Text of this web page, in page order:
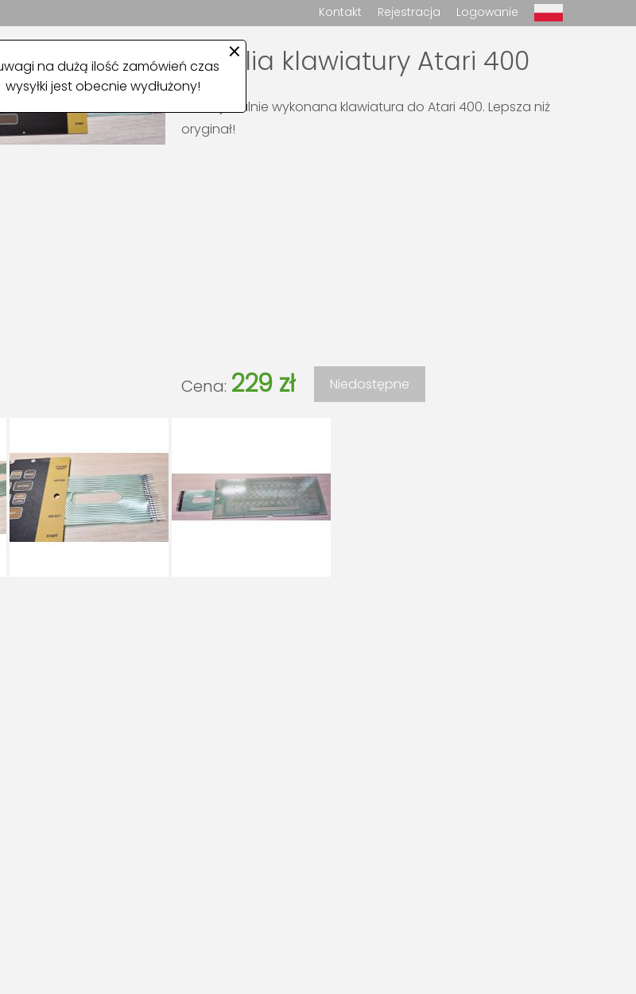
na dużą ilość zamówień czas
wysyłki jest obecnie wydłużony!
×
Logowanie
Rejestracja
Kontakt
Folia klawiatury Atari 400
Profesjonalnie wykonana klawiatura do Atari 400. Lepsza niż
oryginał!
Cena: 229 zł Niedostępne